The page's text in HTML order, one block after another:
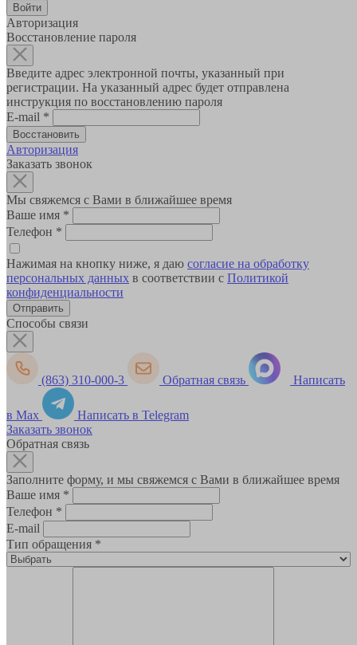
Авторизация
Восстановление пароля
Введите адрес электронной почты, указанный при
регистрации. На указанный адрес будет отправлена
инструкция по восстановлению пароля
E-mail *
Авторизация
Заказать звонок
Мы свяжемся с Вами в ближайшее время
Ваше имя *
Телефон *
Нажимая на кнопку ниже, я даю согласие на обработку
персональных данных в соответствии с Политикой
конфиденциальности
Способы связи
(863) 310-000-3 Обратная связь Написать
в Max
Написать в Telegram
Заказать звонок
Обратная связь
Заполните форму, и мы свяжемся с Вами в ближайшее время
Ваше имя *
Телефон *
E-mail
Тип обращения *